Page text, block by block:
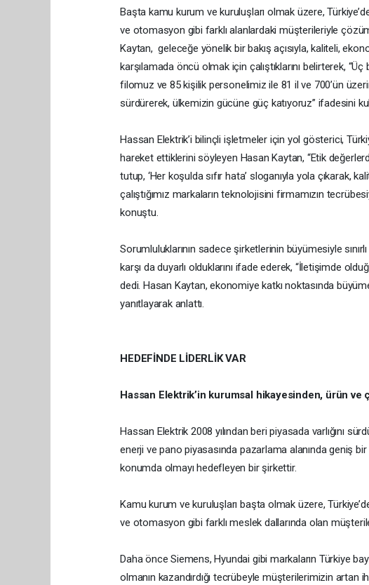
Başta kamu kurum ve kuruluşları olmak üzere,
ve otomasyon gibi farklı alanlardaki müşterileriyle
Kaytan, geleceğe yönelik bir bakış açısıyla, kaliteli,
karşılamada öncü olmak için çalıştıklarını belirterek,
filomuz ve 85 kişilik personelimiz ile 81 il ve 700’ün
sürdürerek, ülkemizin gücüne güç katıyoruz” ifadesini
Hassan Elektrik’i bilinçli işletmeler için yol gösterici,
hareket ettiklerini söyleyen Hasan Kaytan, “Etik
tutup, ‘Her koşulda sıfır hata’ sloganıyla yola çıkarak,
çalıştığımız markaların teknolojisini firmamızın
konuştu.
Sorumluluklarının sadece şirketlerinin büyümesiyle
karşı da duyarlı olduklarını ifade ederek, “İletişimde
dedi. Hasan Kaytan, ekonomiye katkı noktasında
yanıtlayarak anlattı.
HEDEFİNDE LİDERLİK VAR
Hassan Elektrik’in kurumsal hikayesinden, ürün
Hassan Elektrik 2008 yılından beri piyasada varlığını
enerji ve pano piyasasında pazarlama alanında geniş
konumda olmayı hedefleyen bir şirkettir.
Kamu kurum ve kuruluşları başta olmak üzere,
ve otomasyon gibi farklı meslek dallarında olan
Daha önce Siemens, Hyundai gibi markaların Türkiye
olmanın kazandırdığı tecrübeyle müşterilerimizin artan